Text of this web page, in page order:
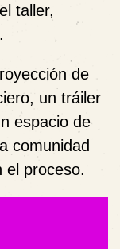
taller,
de
un tráiler
espacio de
comunidad
el proceso.